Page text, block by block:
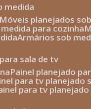
medida
móveis planejados
medida para cozinha
armários sob
sala de tv
painel planejado
para tv planejado
para tv